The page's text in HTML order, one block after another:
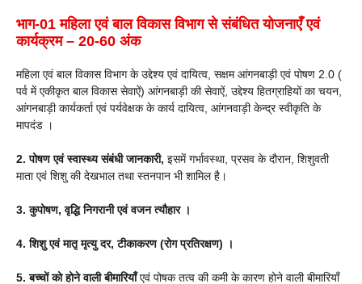
भाग-01 महिला एवं बाल विकास विभाग से संबंधित योजनाएँ एवं
कार्यक्रम – 20-60 अंक
महिला एवं बाल विकास विभाग के उद्देश्य एवं दायित्व, सक्षम आंगनबाड़ी एवं पोषण 2.0 (
पर्व में एकीकृत बाल विकास सेवाऐं) आंगनबाड़ी की सेवाऐं, उद्देश्य हितग्राहियों का चयन,
आंगनबाड़ी कार्यकर्ता एवं पर्यवेक्षक के कार्य दायित्व, आंगनवाड़ी केन्द्र स्वीकृति के
मापदंड ।
2. पोषण एवं स्वास्थ्य संबंधी जानकारी, इसमें गर्भावस्था, प्रसव के दौरान, शिशुवती
माता एवं शिशु की देखभाल तथा स्तनपान भी शामिल है।
3. कुपोषण, वृद्धि निगरानी एवं वजन त्यौहार ।
4. शिशु एवं मातृ मृत्यु दर, टीकाकरण (रोग प्रतिरक्षण) ।
5. बच्चों को होने वाली बीमारियाँएवं पोषक तत्व की कमी के कारण होने वाली बीमारियाँ